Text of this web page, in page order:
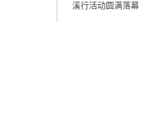
溪行活动圆满落幕